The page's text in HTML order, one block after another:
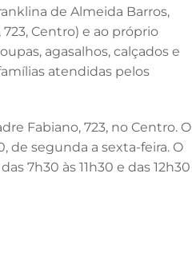
de Almeida Barros,
Centro) e ao próprio
agasalhos, calçados e
atendidas pelos
Fabiano, 723, no Centro. O
de segunda a sexta-feira. O
7h30 às 11h30 e das 12h30